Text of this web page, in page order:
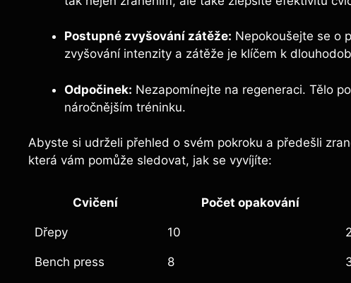
Postupné zvyšování zátěže: Nepokoušejte se o
zvyšování intenzity a zátěže je klíčem k
Odpočinek: Nezapomínejte na regeneraci. Tělo
náročnějším tréninku.
Abyste si udrželi přehled o svém pokroku a předešli
která vám pomůže sledovat, jak se vyvíjíte:
Cvičení Počet opakování
Dřepy 10
Bench press 8